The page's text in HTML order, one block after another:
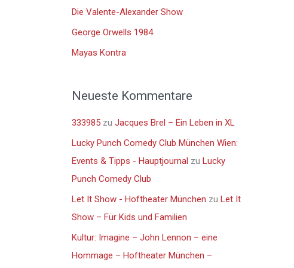
n
Die Valente-Alexander Show
George Orwells 1984
Mayas Kontra
Neueste Kommentare
333985 zu Jacques Brel – Ein Leben in XL
Lucky Punch Comedy Club München Wien:
Events & Tipps - Hauptjournal zu Lucky
Punch Comedy Club
Let It Show - Hoftheater München zu Let It
Show – Für Kids und Familien
Kultur: Imagine – John Lennon – eine
Hommage – Hoftheater München –